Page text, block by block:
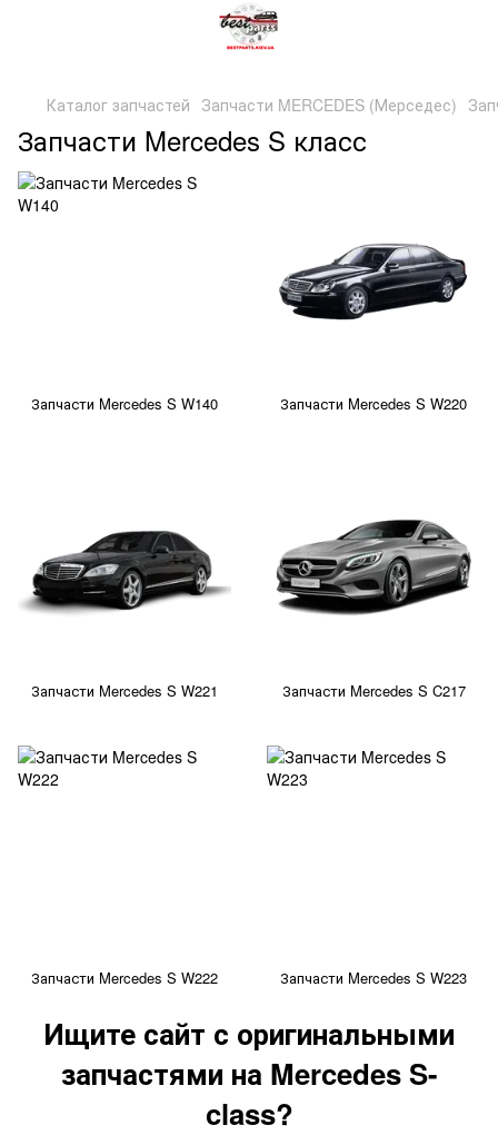
Каталог запчастей Запчасти MERCEDES (Мерседес)
Запчасти Mercedes S класс
Ищите сайт с оригинальными
запчастями на Mercedes S-
class?
Запчасти Mercedes S W140 Запчасти Mercedes S W220
Запчасти Mercedes S W221 Запчасти Mercedes S C217
Запчасти Mercedes S W222 Запчасти Mercedes S W223